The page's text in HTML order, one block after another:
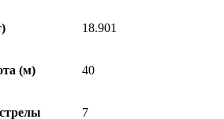
18.901
(м) 40
7